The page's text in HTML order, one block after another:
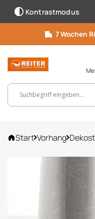
Kontrastmodus
7 Wochen
Suchbegriff,
Start Vorhang